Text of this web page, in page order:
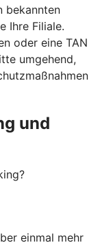
bekannten
Ihre Filiale.
oder eine TAN
umgehend,
und
einmal mehr